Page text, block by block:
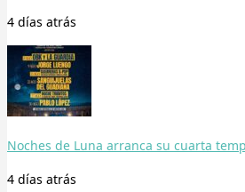
4 días atrás
Noches de Luna arranca su cuarta
4 días atrás